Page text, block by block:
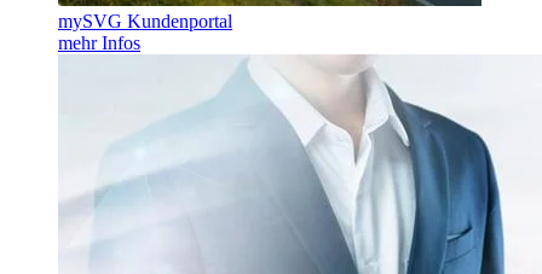
mySVG Kundenportal
mehr Infos